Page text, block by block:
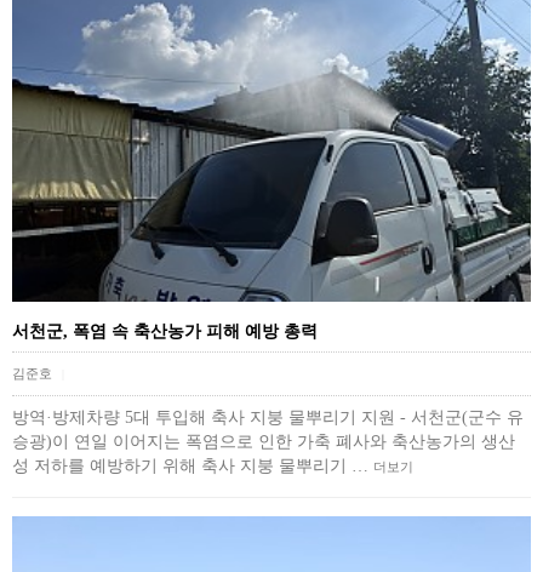
서천군, 폭염 속 축산농가 피해 예방 총력
김준호
방역·방제차량 5대 투입해 축사 지붕 물뿌리기 지원 - 서천군(군수 유
승광)이 연일 이어지는 폭염으로 인한 가축 폐사와 축산농가의 생산
성 저하를 예방하기 위해 축사 지붕 물뿌리기 … 더보기